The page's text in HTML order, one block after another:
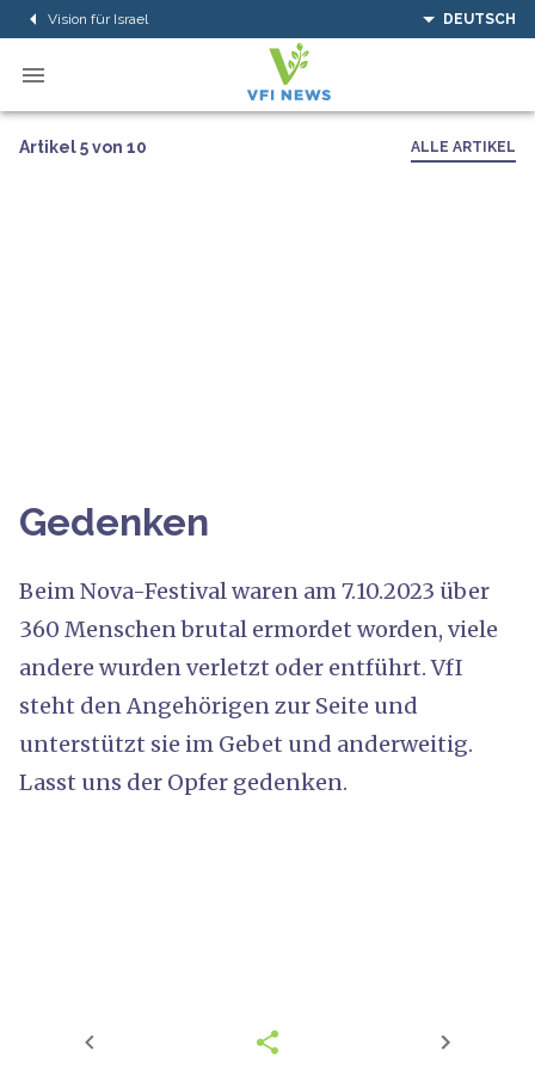
Vision für Israel DEUTSCH
Artikel 5 von 10 ALLE ARTIKEL
Gedenken
Beim Nova-Festival waren am 7.10.2023 über
360 Menschen brutal ermordet worden, viele
andere wurden verletzt oder entführt. VfI
steht den Angehörigen zur Seite und
unterstützt sie im Gebet und anderweitig.
Lasst uns der Opfer gedenken.